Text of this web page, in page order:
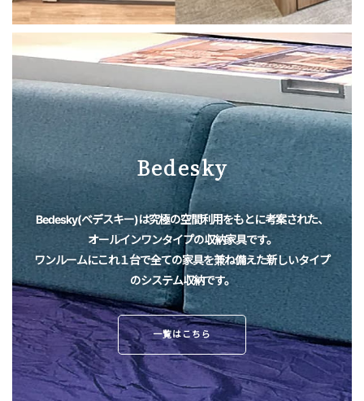
Bedesky
Bedesky(ベデスキー)は究極の空間利用をもとに考案された、
オールインワンタイプの収納家具です。
ワンルームにこれ１台で全ての家具を兼ね備えた新しいタイプ
のシステム収納です。
一覧はこちら